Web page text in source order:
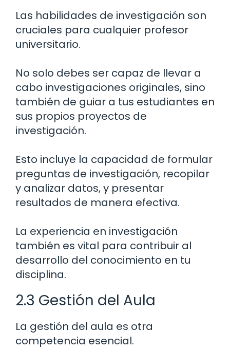
Las habilidades de investigación son
cruciales para cualquier profesor
universitario.
No solo debes ser capaz de llevar a
cabo investigaciones originales, sino
también de guiar a tus estudiantes en
sus propios proyectos de
investigación.
Esto incluye la capacidad de formular
preguntas de investigación, recopilar
y analizar datos, y presentar
resultados de manera efectiva.
La experiencia en investigación
también es vital para contribuir al
desarrollo del conocimiento en tu
disciplina.
2.3 Gestión del Aula
La gestión del aula es otra
competencia esencial.